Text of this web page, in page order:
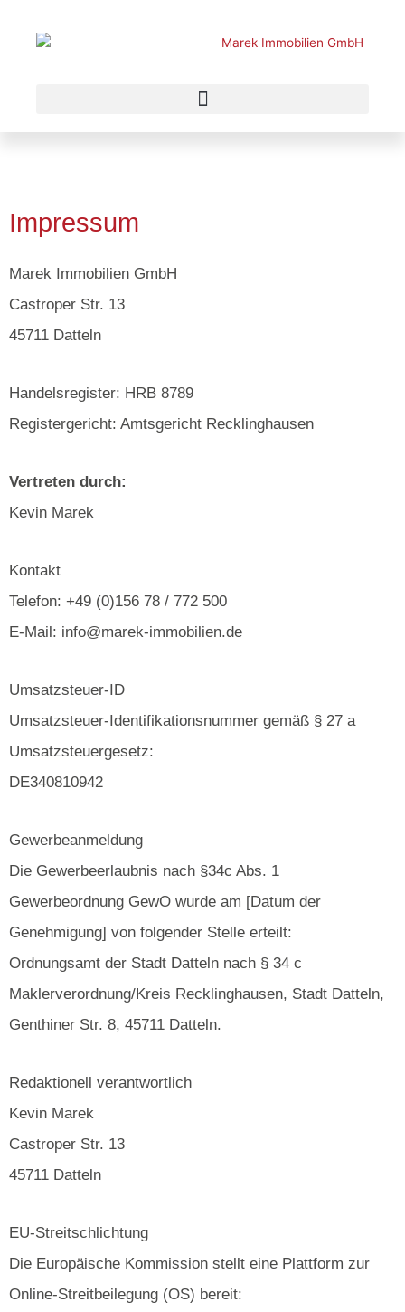
springen
Impressum
Marek Immobilien GmbH
Castroper Str. 13
45711 Datteln
Handelsregister: HRB 8789
Registergericht: Amtsgericht Recklinghausen
Vertreten durch:
Kevin Marek
Kontakt
Telefon: +49 (0)156 78 / 772 500
E-Mail: info@marek-immobilien.de
Umsatzsteuer-ID
Umsatzsteuer-Identifikationsnummer gemäß § 27 a
Umsatzsteuergesetz:
DE340810942
Gewerbeanmeldung
Die Gewerbeerlaubnis nach §34c Abs. 1
Gewerbeordnung GewO wurde am [Datum der
Genehmigung] von folgender Stelle erteilt:
Ordnungsamt der Stadt Datteln nach § 34 c
Maklerverordnung/Kreis Recklinghausen, Stadt Datteln,
Genthiner Str. 8, 45711 Datteln.
Redaktionell verantwortlich
Kevin Marek
Castroper Str. 13
45711 Datteln
EU-Streitschlichtung
Die Europäische Kommission stellt eine Plattform zur
Online-Streitbeilegung (OS) bereit: